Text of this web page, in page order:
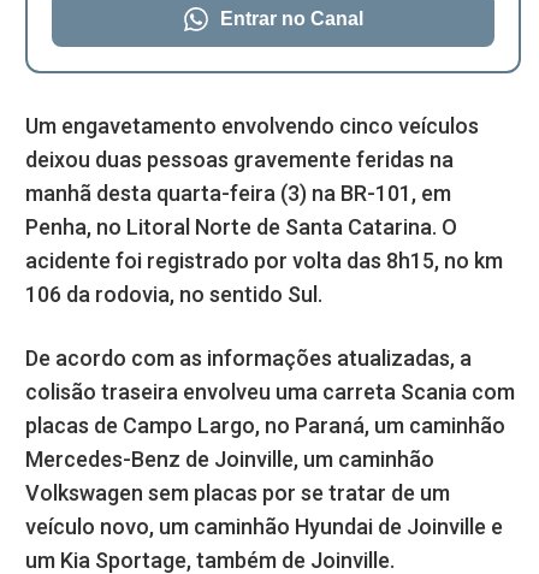
Entrar no Canal
Um engavetamento envolvendo cinco veículos
deixou duas pessoas gravemente feridas na
manhã desta quarta-feira (3) na BR-101, em
Penha, no Litoral Norte de Santa Catarina. O
acidente foi registrado por volta das 8h15, no km
106 da rodovia, no sentido Sul.
De acordo com as informações atualizadas, a
colisão traseira envolveu uma carreta Scania com
placas de Campo Largo, no Paraná, um caminhão
Mercedes-Benz de Joinville, um caminhão
Volkswagen sem placas por se tratar de um
veículo novo, um caminhão Hyundai de Joinville e
um Kia Sportage, também de Joinville.